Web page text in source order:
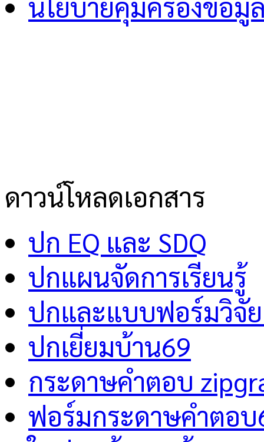
ดาวน์โหลดเอกสาร
ปก EQ และ SDQ
ปกแผนจัดการเรียนรู้
ปกและแบบฟอร์มวิจั
ปกเยี่ยมบ้าน69
กระดาษคำตอบ
ฟอร์มกระดาษคำตอบ